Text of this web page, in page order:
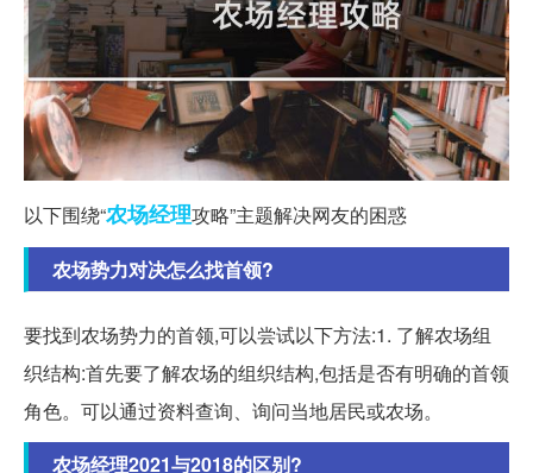
以下围绕“农场经理攻略”主题解决网友的困惑
农场势力对决怎么找首领?
要找到农场势力的首领,可以尝试以下方法:1. 了解农场组
织结构:首先要了解农场的组织结构,包括是否有明确的首领
角色。可以通过资料查询、询问当地居民或农场。
农场经理2021与2018的区别?